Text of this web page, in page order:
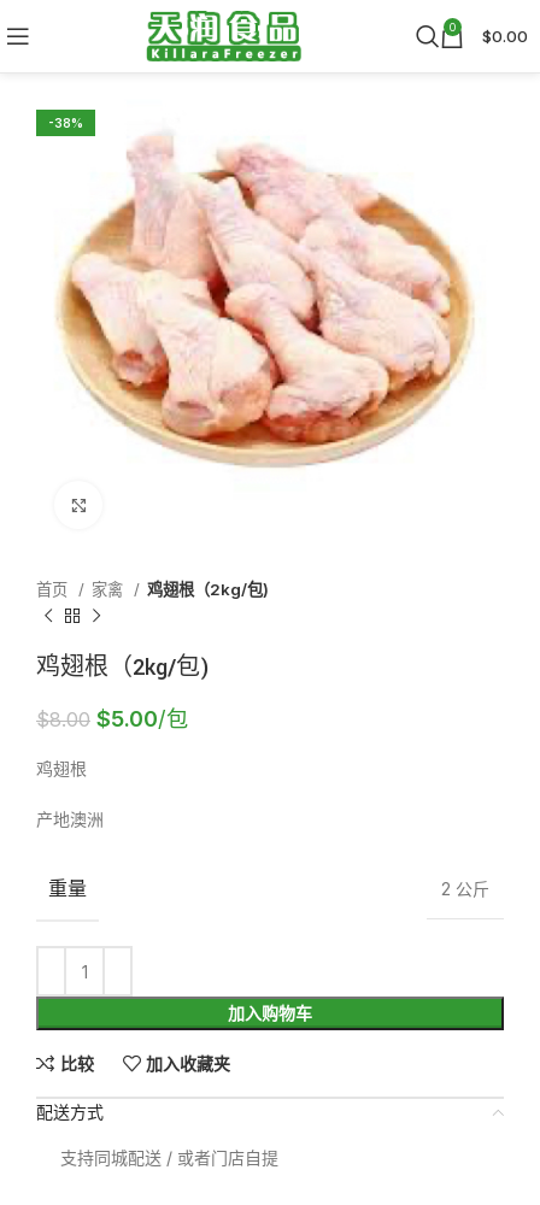
0 $0.00
-38%
首页 家禽 鸡翅根（2kg/包)
鸡翅根（2kg/包)
$8.00 $5.00/包
鸡翅根
产地澳洲
重量 2 公斤
加入购物车
比较 加入收藏夹
配送方式
支持同城配送 / 或者门店自提